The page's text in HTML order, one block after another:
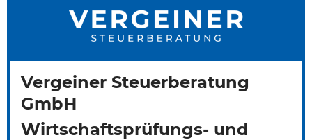
Vergeiner Steuerberatung
GmbH
Wirtschaftsprüfungs- und